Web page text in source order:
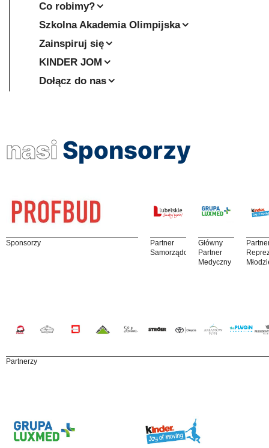
Co robimy?
Szkolna Akademia Olimpijska
Zainspiruj się
KINDER JOM
Dołącz do nas
nasi Sponsorzy
Sponsorzy
Partner
Samorządowy
Główny
Partner
Medyczny
Partnerzy